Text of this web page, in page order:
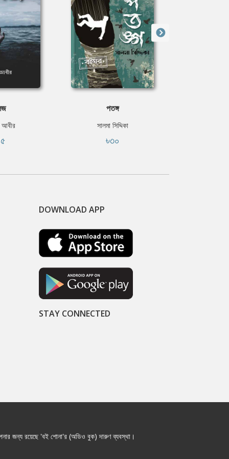
পতঙ্গ
সালমা সিদ্দিকা
৳৩০
DOWNLOAD APP
STAY CONNECTED
জন্য রয়েছে 'বই শোনা'র (অডিও বুক) দারুণ ব্যবস্থা।